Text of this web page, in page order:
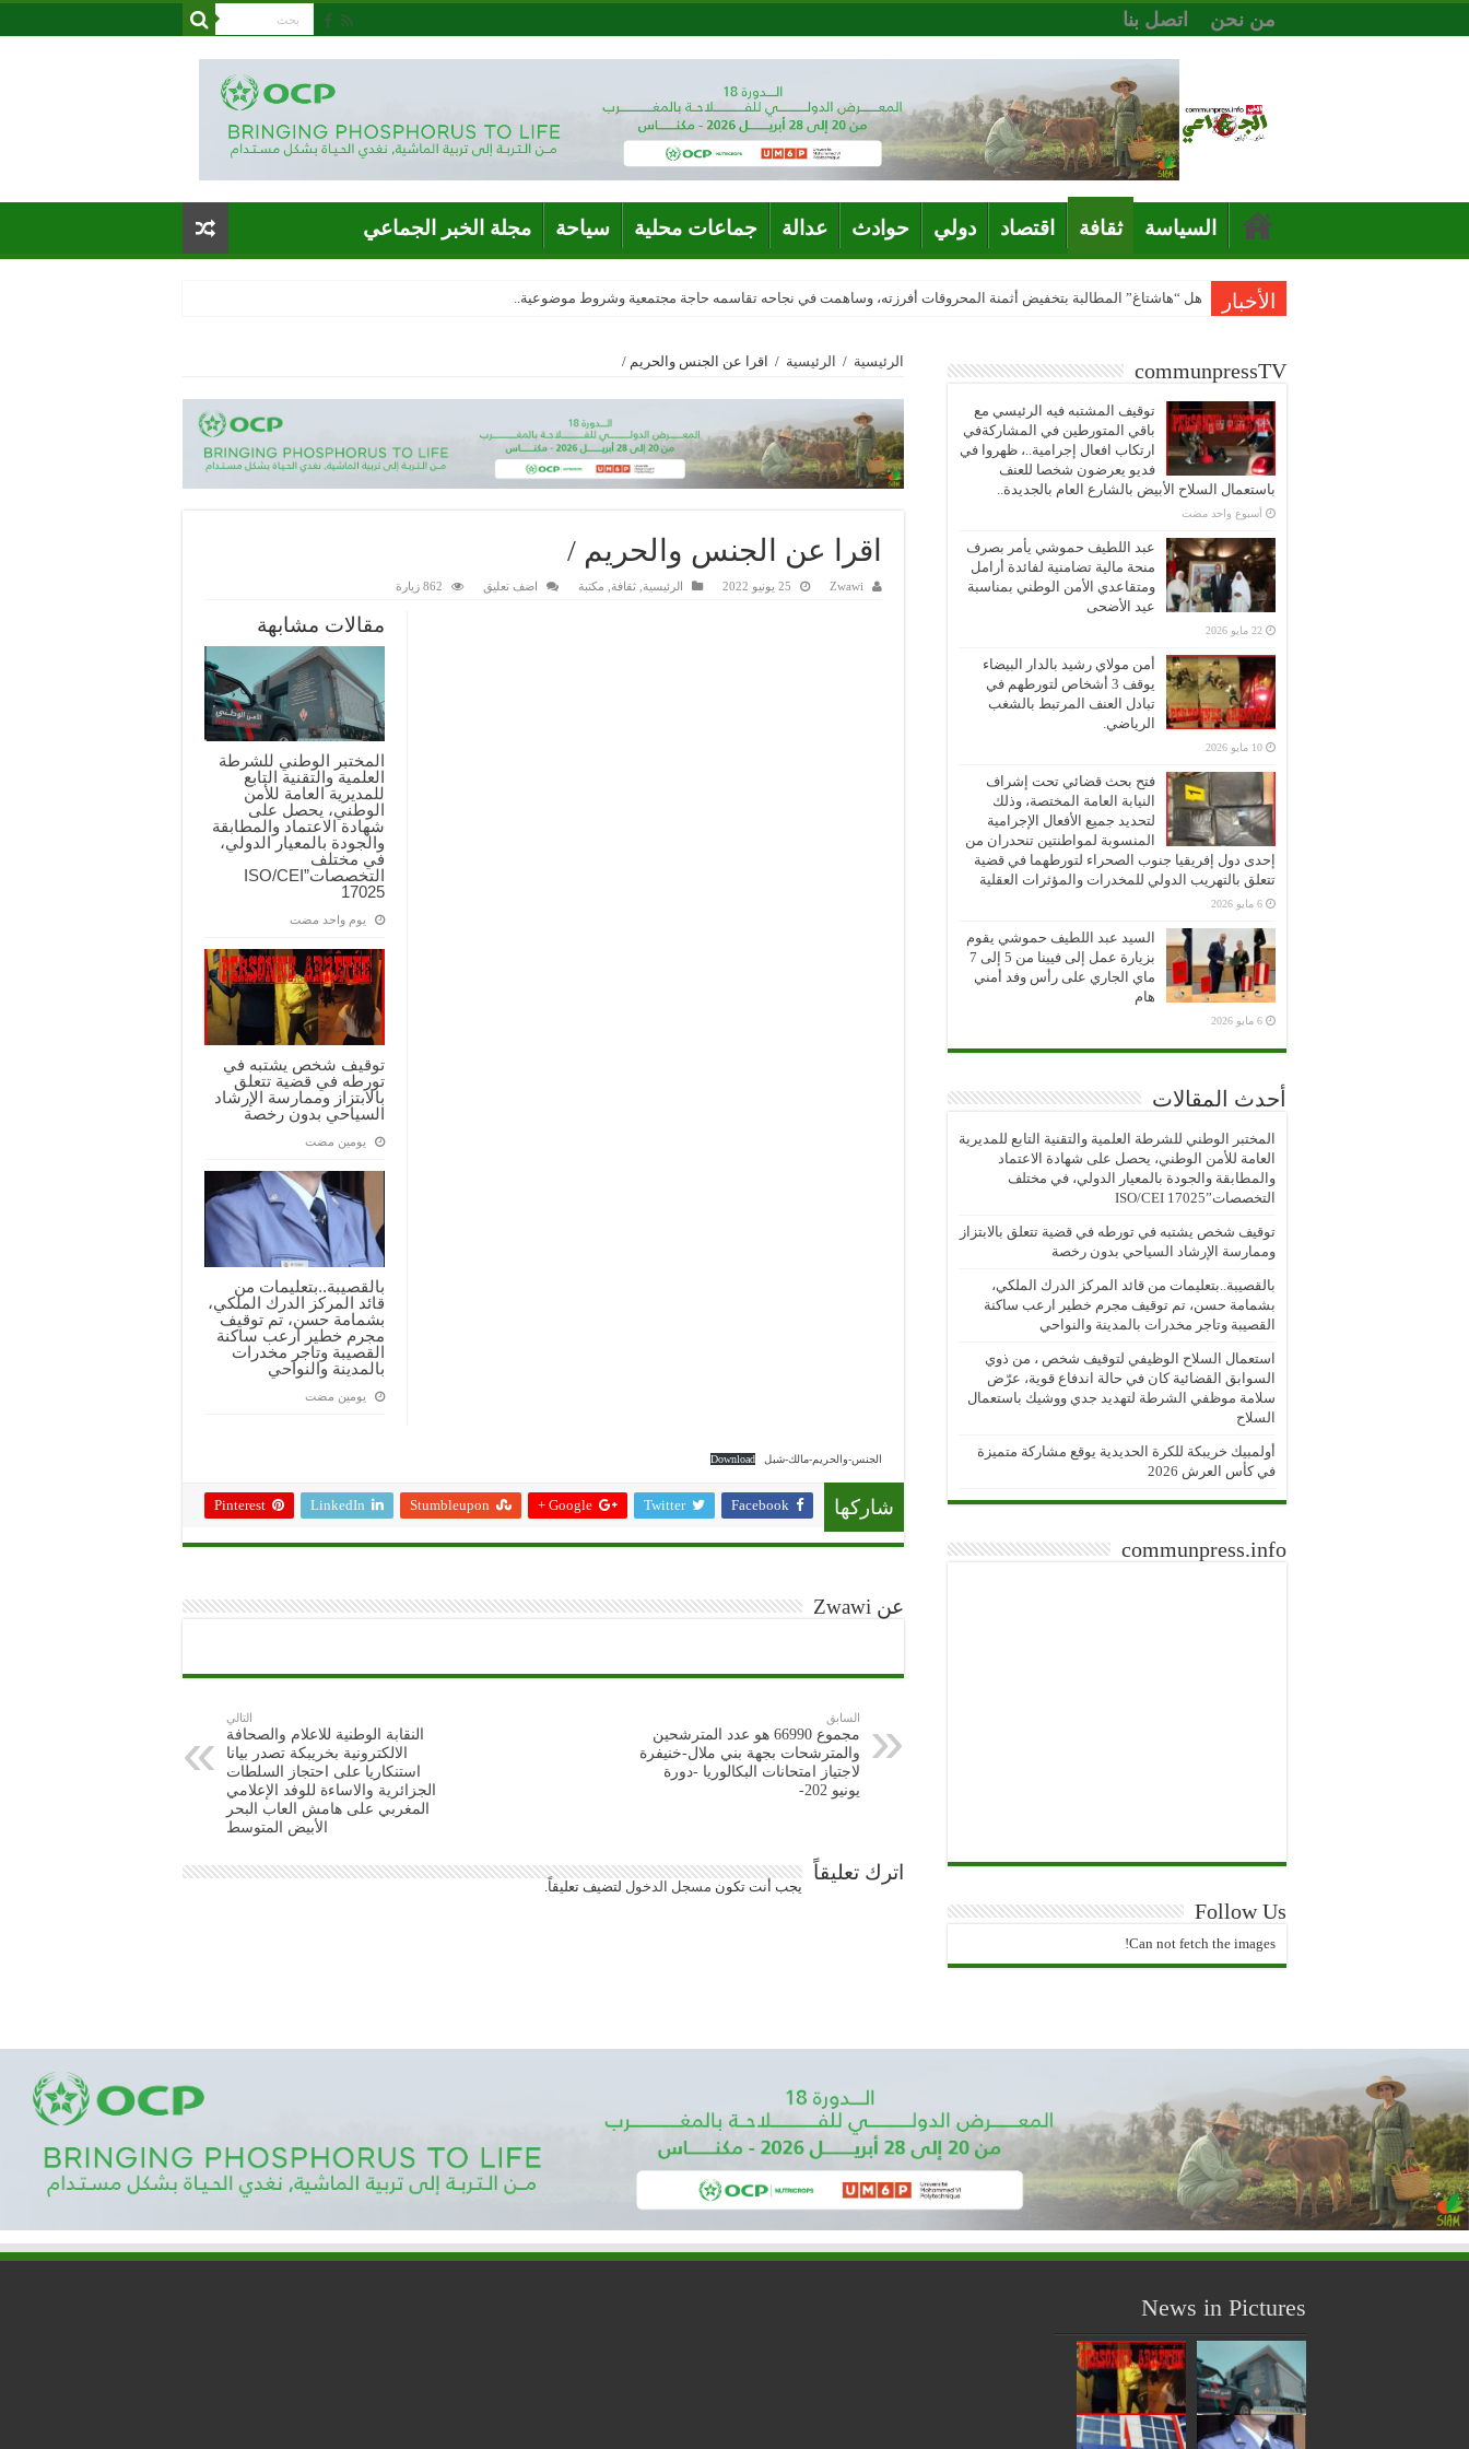
من نحن اتصل بنا
السياسة ثقافة اقتصاد دولي حوادث عدالة جماعات محلية سياحة مجلة الخبر الجماعي
الأخبار هل “هاشتاغ” المطالبة بتخفيض أثمنة المحروقات أفرزته، وساهمت في نجاحه تقاسمه حاجة مجتمعية وشروط موضوعية..
الرئيسية / الرئيسية / اقرا عن الجنس والحريم /
اقرا عن الجنس والحريم /
Zwawi 25 يونيو 2022 الرئيسية ثقافة مكتبة اضف تعليق 862 زيارة
مقالات مشابهة
المختبر الوطني للشرطة
العلمية والتقنية التابع
للمديرية العامة للأمن
الوطني، يحصل على
شهادة الاعتماد والمطابقة
والجودة بالمعيار الدولي،
في مختلف
التخصصات”ISO/CEI
17025
‏يوم واحد مضت
توقيف شخص يشتبه في
تورطه في قضية تتعلق
بالابتزاز وممارسة الإرشاد
السياحي بدون رخصة
‏يومين مضت
بالقصيبة..بتعليمات من
قائد المركز الدرك الملكي،
بشمامة حسن، تم توقيف
مجرم خطير ارعب ساكنة
القصيبة وتاجر مخدرات
بالمدينة والنواحي
‏يومين مضت
الجنس-والحريم-مالك-شبل Download
شاركها Facebook
Twitter
Google +
Stumbleupon
LinkedIn
Pinterest
عن Zwawi
السابق
مجموع 66990 هو عدد المترشحين
والمترشحات بجهة بني ملال-خنيفرة
لاجتياز امتحانات البكالوريا -دورة
يونيو 202-
التالي
النقابة الوطنية للاعلام والصحافة
الالكترونية بخريبكة تصدر بيانا
استنكاريا على احتجاز السلطات
الجزائرية والاساءة للوفد الإعلامي
المغربي على هامش العاب البحر
الأبيض المتوسط
اترك تعليقاً
يجب أنت تكون مسجل الدخول لتضيف تعليقاً.
communpressTV
توقيف المشتبه فيه الرئيسي مع
باقي المتورطين في المشاركةفي
ارتكاب افعال إجرامية..، ظهروا في
فديو يعرضون شخصا للعنف
باستعمال السلاح الأبيض بالشارع العام بالجديدة..
‏أسبوع واحد مضت
عبد اللطيف حموشي يأمر بصرف
منحة مالية تضامنية لفائدة أرامل
ومتقاعدي الأمن الوطني بمناسبة
عيد الأضحى
22 مايو 2026
أمن مولاي رشيد بالدار البيضاء
يوقف 3 أشخاص لتورطهم في
تبادل العنف المرتبط بالشغب
الرياضي.
10 مايو 2026
فتح بحث قضائي تحت إشراف
النيابة العامة المختصة، وذلك
لتحديد جميع الأفعال الإجرامية
المنسوبة لمواطنتين تنحدران من
إحدى دول إفريقيا جنوب الصحراء لتورطهما في قضية
تتعلق بالتهريب الدولي للمخدرات والمؤثرات العقلية
6 مايو 2026
السيد عبد اللطيف حموشي يقوم
بزيارة عمل إلى فيينا من 5 إلى 7
ماي الجاري على رأس وفد أمني
هام
6 مايو 2026
أحدث المقالات
المختبر الوطني للشرطة العلمية والتقنية التابع للمديرية
العامة للأمن الوطني، يحصل على شهادة الاعتماد
والمطابقة والجودة بالمعيار الدولي، في مختلف
التخصصات”ISO/CEI 17025
توقيف شخص يشتبه في تورطه في قضية تتعلق بالابتزاز
وممارسة الإرشاد السياحي بدون رخصة
بالقصيبة..بتعليمات من قائد المركز الدرك الملكي،
بشمامة حسن، تم توقيف مجرم خطير ارعب ساكنة
القصيبة وتاجر مخدرات بالمدينة والنواحي
استعمال السلاح الوظيفي لتوقيف شخص ، من ذوي
السوابق القضائية كان في حالة اندفاع قوية، عرّض
سلامة موظفي الشرطة لتهديد جدي ووشيك باستعمال
السلاح
أولمبيك خريبكة للكرة الحديدية يوقع مشاركة متميزة
في كأس العرش 2026
communpress.info
Follow Us
Can not fetch the images!
News in Pictures